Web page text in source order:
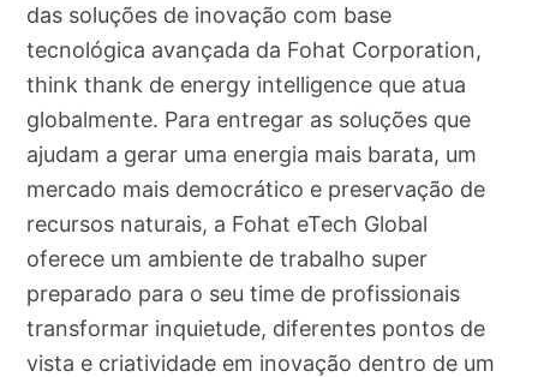
das soluções de inovação com base
tecnológica avançada da Fohat Corporation,
think thank de energy intelligence que atua
globalmente. Para entregar as soluções que
ajudam a gerar uma energia mais barata, um
mercado mais democrático e preservação de
recursos naturais, a Fohat eTech Global
oferece um ambiente de trabalho super
preparado para o seu time de profissionais
transformar inquietude, diferentes pontos de
vista e criatividade em inovação dentro de um